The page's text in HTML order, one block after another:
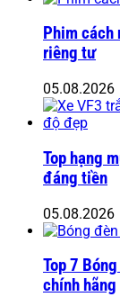
Phim cách
riêng tư
05.08.2026
Top hạng
đáng tiền
05.08.2026
Top 7
chính hãng